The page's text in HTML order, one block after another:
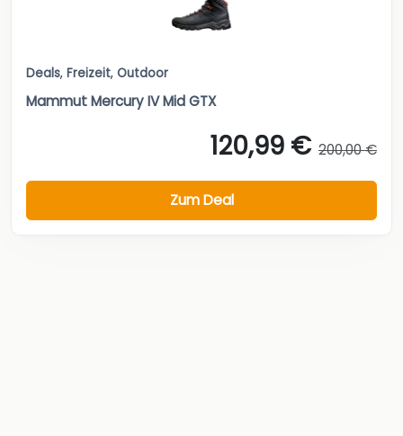
Deals, Freizeit, Outdoor
Mammut Mercury IV Mid GTX
120,99 € 200,00 €
Zum Deal